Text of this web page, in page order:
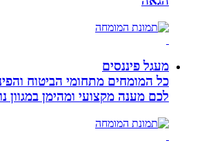
מעגל פיננסים
כל המומחים מתחומי הביטוח
לכם מענה מקצועי ומהימן במגוון